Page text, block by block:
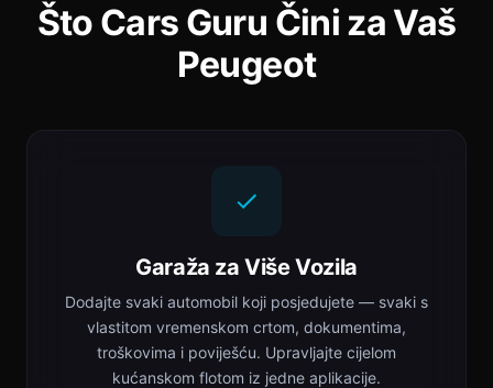
Što Cars Guru Čini za Vaš
Peugeot
Garaža za Više Vozila
Dodajte svaki automobil koji posjedujete — svaki s
vlastitom vremenskom crtom, dokumentima,
troškovima i poviješću. Upravljajte cijelom
kućanskom flotom iz jedne aplikacije.